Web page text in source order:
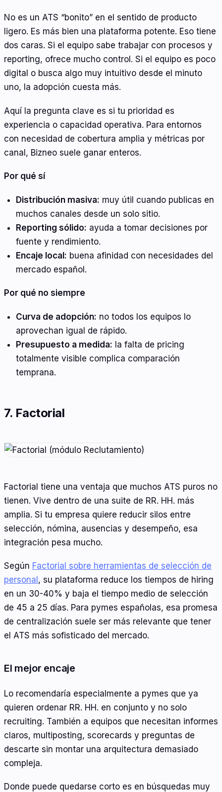
No es un ATS “bonito” en el sentido de producto
ligero. Es más bien una plataforma potente. Eso tiene
dos caras. Si el equipo sabe trabajar con procesos y
reporting, ofrece mucho control. Si el equipo es poco
digital o busca algo muy intuitivo desde el minuto
uno, la adopción cuesta más.
Aquí la pregunta clave es si tu prioridad es
experiencia o capacidad operativa. Para entornos
con necesidad de cobertura amplia y métricas por
canal, Bizneo suele ganar enteros.
Por qué sí
Distribución masiva: muy útil cuando publicas en
muchos canales desde un solo sitio.
Reporting sólido: ayuda a tomar decisiones por
fuente y rendimiento.
Encaje local: buena afinidad con necesidades del
mercado español.
Por qué no siempre
Curva de adopción: no todos los equipos lo
aprovechan igual de rápido.
Presupuesto a medida: la falta de pricing
totalmente visible complica comparación
temprana.
7. Factorial
Factorial tiene una ventaja que muchos ATS puros no
tienen. Vive dentro de una suite de RR. HH. más
amplia. Si tu empresa quiere reducir silos entre
selección, nómina, ausencias y desempeño, esa
integración pesa mucho.
Según Factorial sobre herramientas de selección de
personal , su plataforma reduce los tiempos de hiring
en un 30-40% y baja el tiempo medio de selección
de 45 a 25 días. Para pymes españolas, esa promesa
de centralización suele ser más relevante que tener
el ATS más sofisticado del mercado.
El mejor encaje
Lo recomendaría especialmente a pymes que ya
quieren ordenar RR. HH. en conjunto y no solo
recruiting. También a equipos que necesitan informes
claros, multiposting, scorecards y preguntas de
descarte sin montar una arquitectura demasiado
compleja.
Donde puede quedarse corto es en búsquedas muy